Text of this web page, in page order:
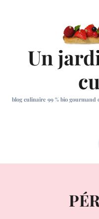
Un
blog culinaire 99 % bio gourmand